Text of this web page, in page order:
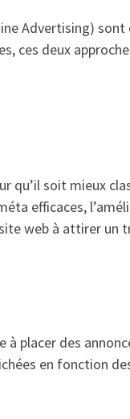
Advertising)
ces deux
qu’il soit mieux
efficaces,
web à attirer un
placer des
en fonction